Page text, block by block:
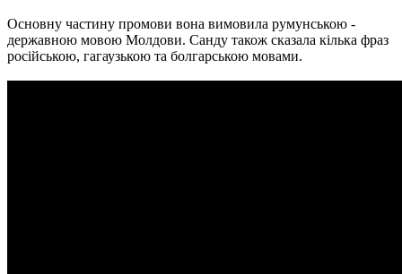
Основну частину промови вона вимовила румунською -
державною мовою Молдови. Санду також сказала кілька фраз
російською, гагаузькою та болгарською мовами.